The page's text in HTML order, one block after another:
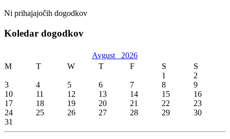
Ni prihajajočih dogodkov
Koledar dogodkov
Avgust 2026
M
T W T F S
S
1
2
3
4 5 6 7 8
9
10
11 12 13 14 15
16
17
18 19 20 21 22
23
24
25 26 27 28 29
30
31